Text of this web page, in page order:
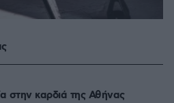
στην καρδιά της Αθήνας